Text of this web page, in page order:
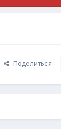
Поделиться